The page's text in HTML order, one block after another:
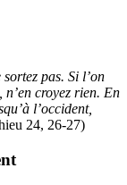
pas. Si l’on
croyez rien. En
l’occident,
24, 26-27)